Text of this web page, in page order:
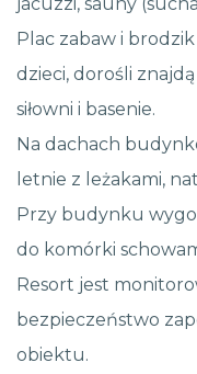
Plac zabaw i
dzieci, dorośli
siłowni i basenie.
Na dachach
letnie z leżakami,
Przy budynku
do komórki
Resort jest
bezpieczeństwo
obiektu.